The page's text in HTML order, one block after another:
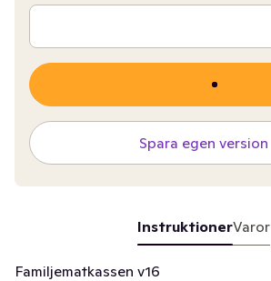
Spara egen version
InstruktionerVaror
Familjematkassen v16